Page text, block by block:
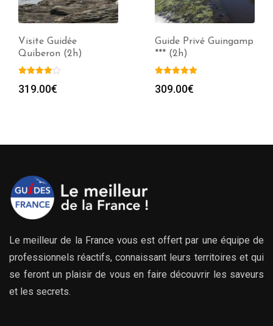
Visite Guidée
Quiberon (2h)
319.00€
Guide Privé Guingamp
*** (2h)
309.00€
Le meilleur de la France vous est offert par une équipe de
professionnels réactifs, connaissant leurs territoires et qui
se feront un plaisir de vous en faire découvrir les saveurs
et les secrets.